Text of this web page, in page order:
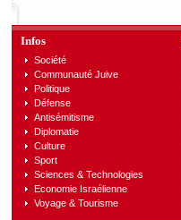
Infos
Société
Communauté Juive
Politique
Défense
Antisémitisme
Diplomatie
Culture
Sport
Sciences & Technologies
Economie Israélienne
Voyage & Tourisme